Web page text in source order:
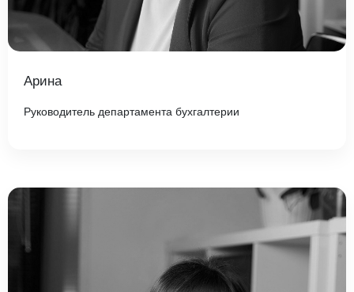
Арина
Руководитель департамента бухгалтерии